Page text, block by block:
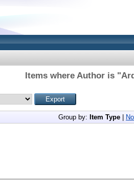
Items where Author is "
Group by: Item Type